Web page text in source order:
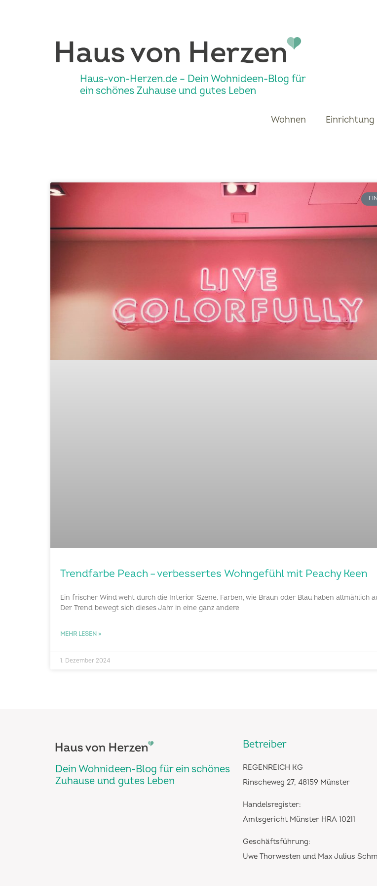
Haus-von-Herzen.de – Dein Wohnideen-Blog für
ein schönes Zuhause und gutes Leben
Wohnen Einrichtung
Trendfarbe Peach – verbessertes Wohngefühl mit Peachy Keen
Ein frischer Wind weht durch die Interior-Szene. Farben, wie Braun oder Blau haben allmählich
Der Trend bewegt sich dieses Jahr in eine ganz andere
MEHR LESEN »
1. Dezember 2024
Dein Wohnideen-Blog für ein schönes
Zuhause und gutes Leben
Betreiber
REGENREICH KG
Rinscheweg 27, 48159 Münster
Handelsregister:
Amtsgericht Münster HRA 10211
Geschäftsführung:
Uwe Thorwesten und Max Julius